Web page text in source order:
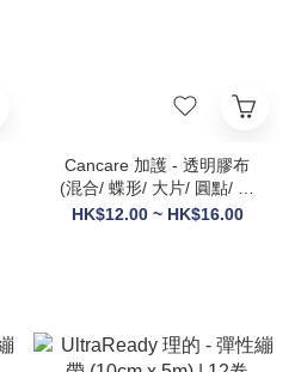
Cancare 加護 - 透明膠布
(混合/ 蝶形/ 大片/ 圓點/ 大
細)
HK$12.00 ~ HK$16.00